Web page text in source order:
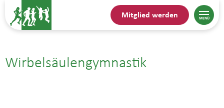
Mitglied werden
Wirbelsäulengymnastik